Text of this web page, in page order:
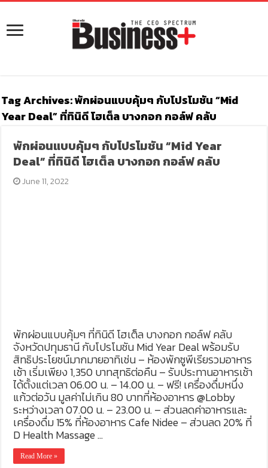
Tag Archives:พักผ่อนแบบคุ้มๆ กับโปรโมชัน “Mid
Year Deal” ที่ทินิดี โฮเต็ล บางกอก กอล์ฟ คลับ
พักผ่อนแบบคุ้มๆ กับโปรโมชัน “Mid Year
Deal” ที่ทินิดี โฮเต็ล บางกอก กอล์ฟ คลับ
June 11, 2022
พักผ่อนแบบคุ้มๆ ที่ทินิดี โฮเต็ล บางกอก กอล์ฟ คลับ
จังหวัดปทุมธานี กับโปรโมชัน Mid Year Deal พร้อมรับ
สิทธิประโยชน์มากมายอาทิเช่น – ห้องพักซูพีเรียรวมอาหาร
เช้า เริ่มเพียง 1,350 บาทสุทธิต่อคืน – รับประทานอาหารเช้า
ได้ตั้งแต่เวลา 06.00 น. – 14.00 น. – ฟรี! เครื่องดื่มหนึ่ง
แก้วต่อวัน มูลค่าไม่เกิน 80 บาทที่ห้องอาหาร @Lobby
ระหว่างเวลา 07.00 น. – 23.00 น. – ส่วนลดค่าอาหารและ
เครื่องดื่ม 15% ที่ห้องอาหาร Cafe Nidee – ส่วนลด 20% ที่
D Health Massage …
Read More »